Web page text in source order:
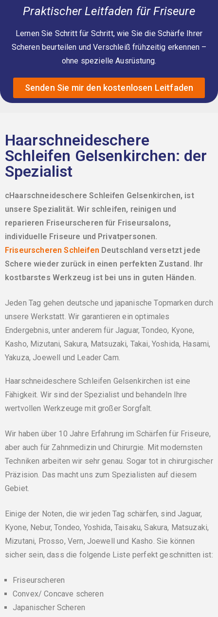
Praktischer Leitfaden für Friseure
Lernen Sie Schritt für Schritt, wie Sie die Schärfe Ihrer
Scheren beurteilen und Verschleiß frühzeitig erkennen –
ohne spezielle Ausrüstung.
Senden Sie mir den kostenlosen Leitfaden
Haarschneideschere
Schleifen Gelsenkirchen: der
Spezialist
cHaarschneideschere Schleifen Gelsenkirchen, ist
unsere Spezialität. Wir schleifen, reinigen und
reparieren Friseurscheren für Friseursalons,
individuelle Friseure und Privatpersonen.
Friseurscheren Schleifen Deutschland versetzt jede
Schere wieder zurück in einen perfekten Zustand. Ihr
kostbarstes Werkzeug ist bei uns in guten Händen.
Jeden Tag gehen deutsche und japanische Topmarken durch
unsere Werkstatt. Wir garantieren ein optimales
Endergebnis, unter anderem für Jaguar, Tondeo, Kyone,
Kasho, Mizutani, Sakura, Matsuzaki, Takai, Yoshida, Hasami,
Yakuza, Joewell und Leader Cam.
Haarschneideschere Schleifen Gelsenkirchen ist eine
Fähigkeit. Wir sind der Spezialist und behandeln Ihre
wertvollen Werkzeuge mit großer Sorgfalt.
Wir haben über 10 Jahre Erfahrung im Schärfen für Friseure,
aber auch für Zahnmedizin und Chirurgie. Mit modernsten
Techniken arbeiten wir sehr genau. Sogar tot in chirurgischer
Präzision. Das macht uns zum Spezialisten auf diesem
Gebiet.
Einige der Noten, die wir jeden Tag schärfen, sind Jaguar,
Kyone, Nebur, Tondeo, Yoshida, Taisaku, Sakura, Matsuzaki,
Mizutani, Prosso, Vern, Joewell und Kasho. Sie können
sicher sein, dass die folgende Liste perfekt geschnitten ist:
Friseurscheren
Convex/ Concave scheren
Japanischer Scheren